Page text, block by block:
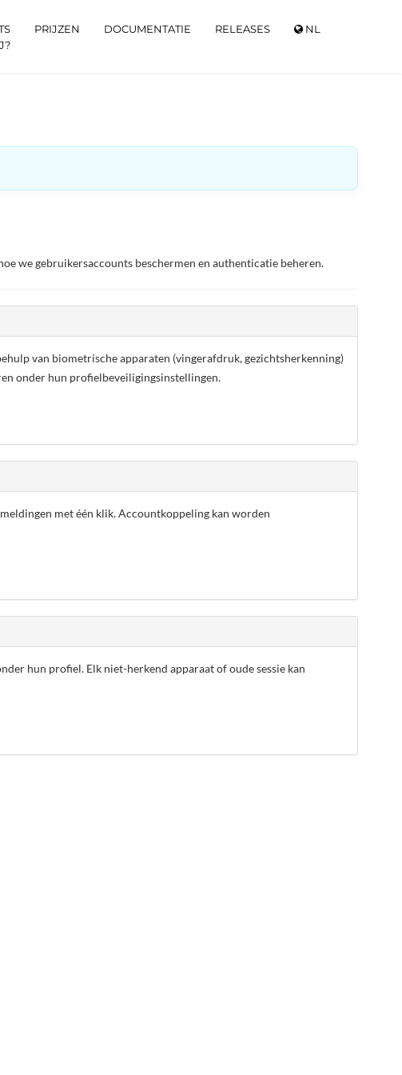
PRIJZEN DOCUMENTATIE RELEASES NL
we gebruikersaccounts beschermen en authenticatie beheren.
van biometrische apparaten (vingerafdruk, gezichtsherkenning)
onder hun profielbeveiligingsinstellingen.
met één klik. Accountkoppeling kan worden
hun profiel. Elk niet-herkend apparaat of oude sessie kan